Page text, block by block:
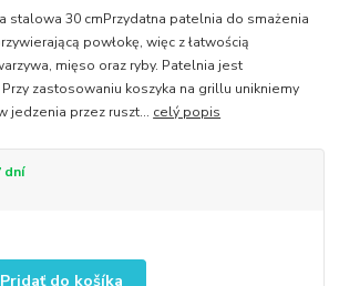
stalowa 30 cmPrzydatna patelnia do smażenia
powłokę, więc z łatwością
mięso oraz ryby. Patelnia jest
zastosowaniu koszyka na grillu unikniemy
jedzenia przez ruszt... celý popis
dní
Pridať do košíka